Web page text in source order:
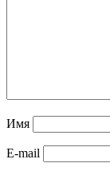
Имя
E-mail